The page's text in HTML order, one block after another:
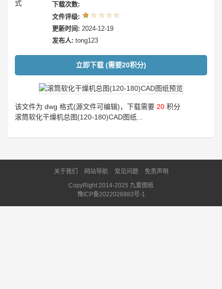
下载次数:
文件评级:
更新时间: 2024-12-19
发布人: tong123
立即下载 (需要20积分)
该文件为 dwg 格式(源文件可编辑)，下载需要 20 积分
滚筒软化干燥机总图(120-180)CAD图纸...
关于我们 网站导航 常见问题
免责声明
CopyRight 2014-2025 九爱图纸
豫ICP备2022026883号-1